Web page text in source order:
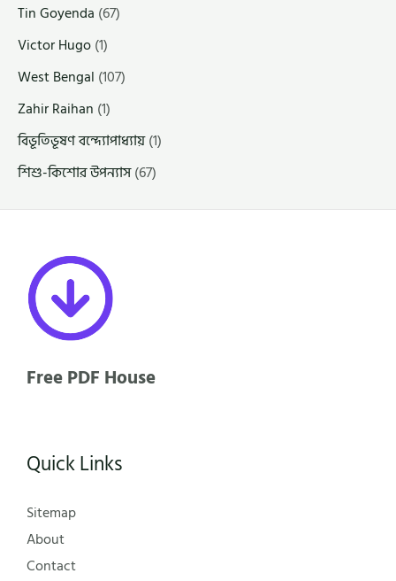
Tin Goyenda (67)
Victor Hugo(1)
West Bengal (107)
Zahir Raihan (1)
বিভূতিভূষণ বন্দ্যোপাধ্যায়(1)
শিশু-কিশোর উপন্যাস(67)
Free PDF House
Quick Links
Sitemap
About
Contact